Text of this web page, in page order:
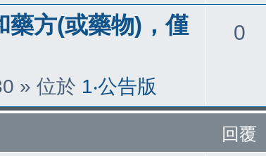
藥方(或藥物)，僅
» 位於 1‧公告版
0回
回覆